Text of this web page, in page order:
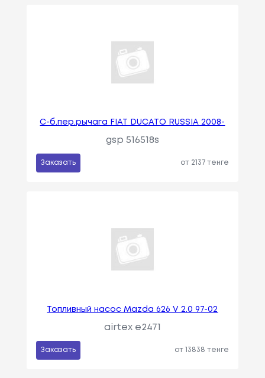
С-б.пер.рычага FIAT DUCATO RUSSIA 2008-
gsp 516518s
Заказать от 2137 тенге
Топливный насос Mazda 626 V 2.0 97-02
airtex e2471
Заказать от 13838 тенге